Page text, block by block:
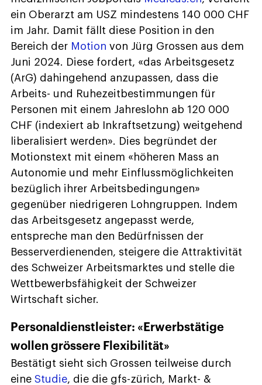
ein Oberarzt am USZ mindestens 140 000 CHF
im Jahr. Damit fällt diese Position in den
Bereich der Motion von Jürg Grossen aus dem
Juni 2024. Diese fordert, «das Arbeitsgesetz
(ArG) dahingehend anzupassen, dass die
Arbeits- und Ruhezeitbestimmungen für
Personen mit einem Jahreslohn ab 120 000
CHF (indexiert ab Inkraftsetzung) weitgehend
liberalisiert werden». Dies begründet der
Motionstext mit einem «höheren Mass an
Autonomie und mehr Einflussmöglichkeiten
bezüglich ihrer Arbeitsbedingungen»
gegenüber niedrigeren Lohngruppen. Indem
das Arbeitsgesetz angepasst werde,
entspreche man den Bedürfnissen der
Besserverdienenden, steigere die Attraktivität
des Schweizer Arbeitsmarktes und stelle die
Wettbewerbsfähigkeit der Schweizer
Wirtschaft sicher.
Personaldienstleister: «Erwerbstätige
wollen grössere Flexibilität»
Bestätigt sieht sich Grossen teilweise durch
eine Studie, die die gfs-zürich, Markt- &